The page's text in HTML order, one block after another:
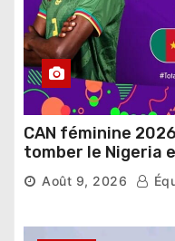
CAN féminine
tomber le Nigeria
dernier carré
Août 9, 2026